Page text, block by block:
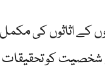
کے اثاثوں کی
کو تحقیقات